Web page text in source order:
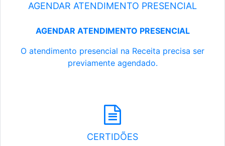
AGENDAR ATENDIMENTO PRESENCIAL
AGENDAR ATENDIMENTO PRESENCIAL
O atendimento presencial na Receita precisa ser
previamente agendado.
CERTIDÕES